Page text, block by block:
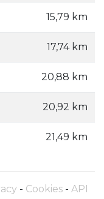
15,79 km
17,74 km
20,88 km
20,92 km
21,49 km
- Cookies- API